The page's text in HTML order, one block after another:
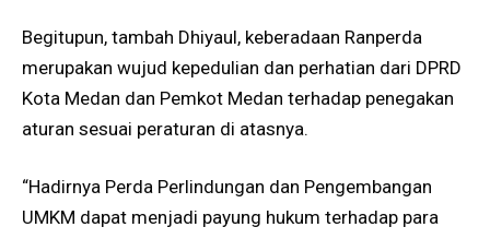
Begitupun, tambah Dhiyaul, keberadaan Ranperda
merupakan wujud kepedulian dan perhatian dari DPRD
Kota Medan dan Pemkot Medan terhadap penegakan
aturan sesuai peraturan di atasnya.
“Hadirnya Perda Perlindungan dan Pengembangan
UMKM dapat menjadi payung hukum terhadap para